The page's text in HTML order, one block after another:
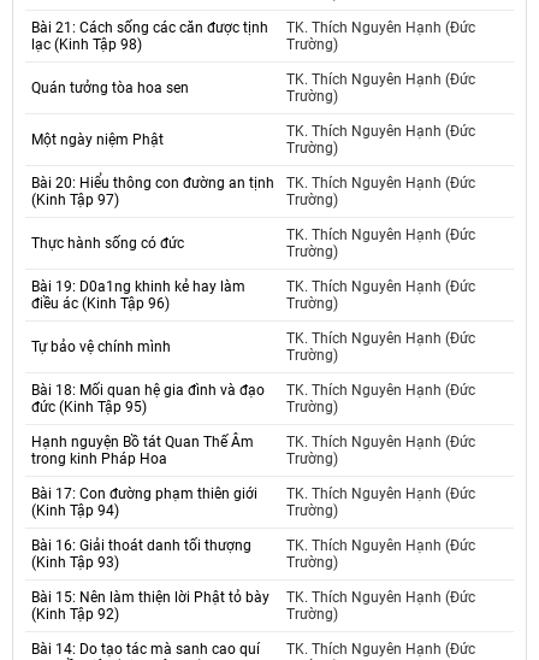
Bài 21: Cách sống các căn được tịnh
lạc (Kinh Tập 98)
TK. Thích Nguyên Hạnh (Đức
Trường)
Quán tưởng tòa hoa sen
TK. Thích Nguyên Hạnh (Đức
Trường)
Một ngày niệm Phật
TK. Thích Nguyên Hạnh (Đức
Trường)
Bài 20: Hiểu thông con đường an tịnh
(Kinh Tập 97)
TK. Thích Nguyên Hạnh (Đức
Trường)
Thực hành sống có đức
TK. Thích Nguyên Hạnh (Đức
Trường)
Bài 19: D0a1ng khinh kẻ hay làm
điều ác (Kinh Tập 96)
TK. Thích Nguyên Hạnh (Đức
Trường)
Tự bảo vệ chính mình
TK. Thích Nguyên Hạnh (Đức
Trường)
Bài 18: Mối quan hệ gia đình và đạo
đức (Kinh Tập 95)
TK. Thích Nguyên Hạnh (Đức
Trường)
Hạnh nguyện Bồ tát Quan Thế Âm
trong kinh Pháp Hoa
TK. Thích Nguyên Hạnh (Đức
Trường)
Bài 17: Con đường phạm thiên giới
(Kinh Tập 94)
TK. Thích Nguyên Hạnh (Đức
Trường)
Bài 16: Giải thoát danh tối thượng
(Kinh Tập 93)
TK. Thích Nguyên Hạnh (Đức
Trường)
Bài 15: Nên làm thiện lời Phật tỏ bày
(Kinh Tập 92)
TK. Thích Nguyên Hạnh (Đức
Trường)
Bài 14: Do tạo tác mà sanh cao quí
TK. Thích Nguyên Hạnh (Đức